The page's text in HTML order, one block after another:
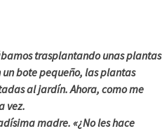
trasplantando unas plantas
bote pequeño, las plantas
al jardín. Ahora, como me
vez.
madre. «¿No les hace